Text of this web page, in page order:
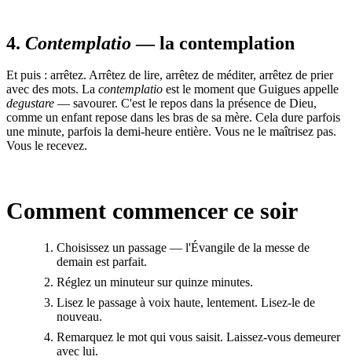
4. Contemplatio— la contemplation
Et puis : arrêtez. Arrêtez de lire, arrêtez de méditer, arrêtez de prier
avec des mots. La contemplatio est le moment que Guigues appelle
degustare — savourer. C'est le repos dans la présence de Dieu,
comme un enfant repose dans les bras de sa mère. Cela dure parfois
une minute, parfois la demi-heure entière. Vous ne le maîtrisez pas.
Vous le recevez.
Comment commencer ce soir
Choisissez un passage — l'Évangile de la messe de
demain est parfait.
Réglez un minuteur sur quinze minutes.
Lisez le passage à voix haute, lentement. Lisez-le de
nouveau.
Remarquez le mot qui vous saisit. Laissez-vous demeurer
avec lui.